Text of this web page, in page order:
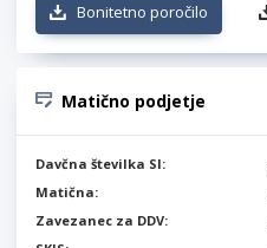
Bonitetno poročilo
Matično podjetje
Davčna številka SI:
Matična:
Zavezanec za DDV: